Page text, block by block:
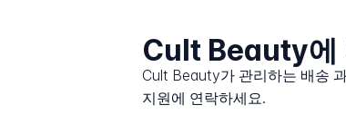
Cult Beauty에
Cult Beauty가 관리하는 배송
지원에 연락하세요.